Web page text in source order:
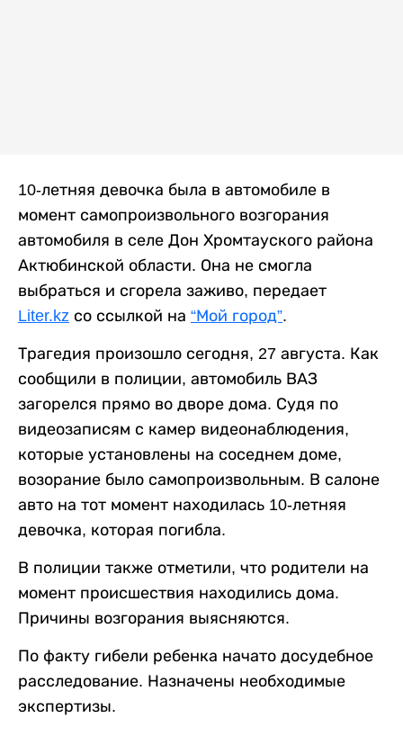
10-летняя девочка была в автомобиле в
момент самопроизвольного возгорания
автомобиля в селе Дон Хромтауского района
Актюбинской области. Она не смогла
выбраться и сгорела заживо, передает
Liter.kz со ссылкой на “Мой город”.
Трагедия произошло сегодня, 27 августа. Как
сообщили в полиции, автомобиль ВАЗ
загорелся прямо во дворе дома. Судя по
видеозаписям с камер видеонаблюдения,
которые установлены на соседнем доме,
возорание было самопроизвольным. В салоне
авто на тот момент находилась 10-летняя
девочка, которая погибла.
В полиции также отметили, что родители на
момент происшествия находились дома.
Причины возгорания выясняются.
По факту гибели ребенка начато досудебное
расследование. Назначены необходимые
экспертизы.